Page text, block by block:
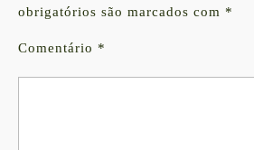
obrigatórios são marcados com *
Comentário *